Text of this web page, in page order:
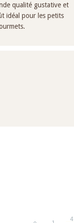
qualité gustative et
idéal pour les petits
4